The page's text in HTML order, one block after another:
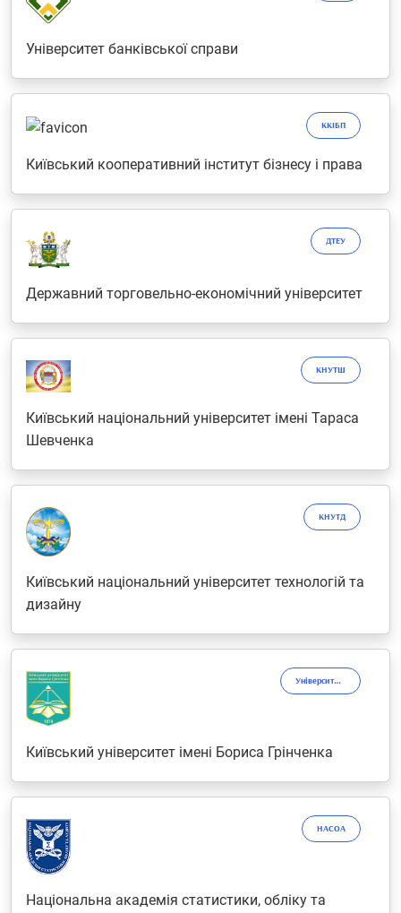
Університет банківської справи
ККІБП
Київський кооперативний інститут бізнесу і права
ДТЕУ
Державний торговельно-економічний університет
КНУТШ
Київський національний університет імені Тараса
Шевченка
КНУТД
Київський національний університет технологій та
дизайну
Університет Грінченка
Київський університет імені Бориса Грінченка
НАСОА
Національна академія статистики, обліку та